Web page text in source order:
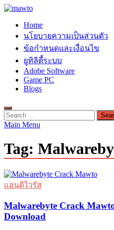
Skip
content
MAWTO
ดาวน์โหลดโปรแกรมฟรี ตัวเต็ม
Home
นโยบายความเป็นส่วนตัว
ข้อกำหนดและเงื่อนไข
ยูทิลิตี้ระบบ
Adobe Software
Game PC
Blogs
Search
for:
Main Menu
Tag:
แอนติไวรัส
Malwarebyte Crack
Download